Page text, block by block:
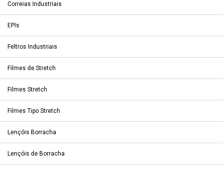
Correias Industriais
EPIs
Feltros Industriais
Filmes de Stretch
Filmes Stretch
Filmes Tipo Stretch
Lençóis Borracha
Lençóis de Borracha